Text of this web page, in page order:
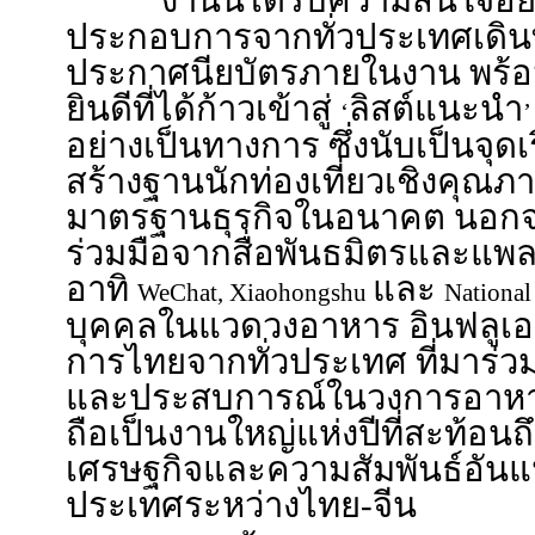
ประกอบการจากทั่วประเทศเดิ
ประกาศนียบัตรภายในงาน พร้
ยินดีที่ได้ก้าวเข้าสู่ ‘ลิสต์แนะนำ
อย่างเป็นทางการ ซึ่งนับเป็นจุ
สร้างฐานนักท่องเที่ยวเชิงคุณภ
มาตรฐานธุรกิจในอนาคต นอก
ร่วมมือจากสื่อพันธมิตรและแพ
อาทิ WeChat, Xiaohongshu และ
บุคคลในแวดวงอาหาร อินฟลูเ
การไทยจากทั่วประเทศ ที่มาร่
และประสบการณ์ในวงการอาห
ถือเป็นงานใหญ่แห่งปีที่สะท้อน
เศรษฐกิจและความสัมพันธ์อัน
ประเทศระหว่างไทย-จีน